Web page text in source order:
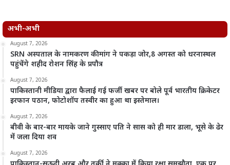
अभी-अभी
August 7, 2026
SRN अस्पताल के नामकरण की मांग ने पकड़ा जोर,8 अगस्त को धरनास्थल
पहुंचेंगे शहीद रोशन सिंह के प्रपौत्र
August 7, 2026
पाकिस्तानी मीडिया द्वारा फैलाई गई फर्जी खबर पर बोले पूर्व भारतीय क्रिकेटर
इरफान पठान, फोटोशॉप तस्वीर का हुआ था इस्तेमाल।
August 7, 2026
बीवी के बार-बार मायके जाने गुस्साए पति ने सास को ही मार डाला, भूसे के ढेर
में जला दिया शव
August 7, 2026